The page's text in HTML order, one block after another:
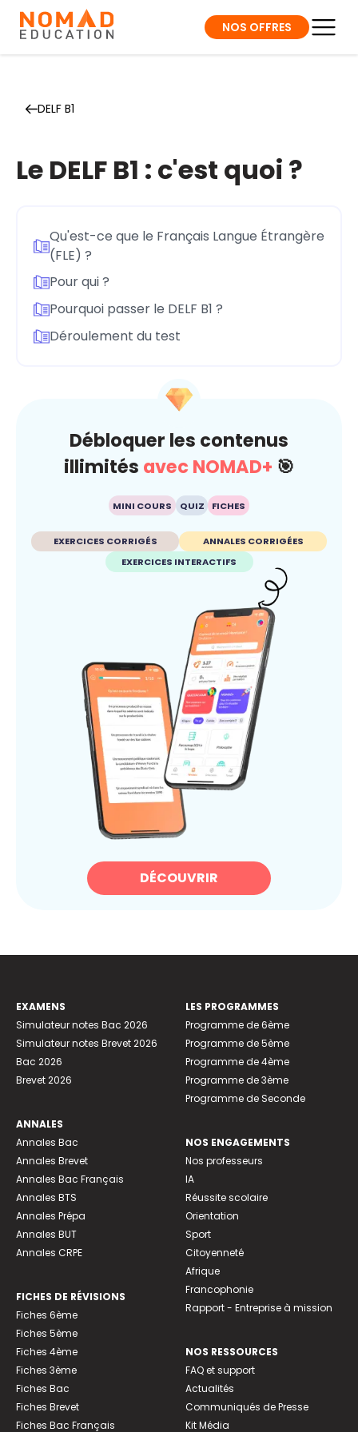
NOS OFFRES
DELF B1
Le DELF B1 : c'est quoi ?
Qu'est-ce que le Français Langue Étrangère
(FLE) ?
Pour qui ?
Pourquoi passer le DELF B1 ?
Déroulement du test
Débloquer les contenus
illimités avec NOMAD+ 🎯
MINI COURS QUIZ FICHES
EXERCICES CORRIGÉS
ANNALES CORRIGÉES
EXERCICES INTERACTIFS
DÉCOUVRIR
EXAMENS
Simulateur notes Bac 2026
Simulateur notes Brevet 2026
Bac 2026
Brevet 2026
ANNALES
Annales Bac
Annales Brevet
Annales Bac Français
Annales BTS
Annales Prépa
Annales BUT
Annales CRPE
FICHES DE RÉVISIONS
Fiches 6ème
Fiches 5ème
Fiches 4ème
Fiches 3ème
Fiches Bac
Fiches Brevet
Fiches Bac Français
LES PROGRAMMES
Programme de 6ème
Programme de 5ème
Programme de 4ème
Programme de 3ème
Programme de Seconde
NOS ENGAGEMENTS
Nos professeurs
IA
Réussite scolaire
Orientation
Sport
Citoyenneté
Afrique
Francophonie
Rapport - Entreprise à mission
NOS RESSOURCES
FAQ et support
Actualités
Communiqués de Presse
Kit Média